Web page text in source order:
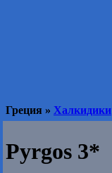
Греция » Халкидики
Pyrgos 3*